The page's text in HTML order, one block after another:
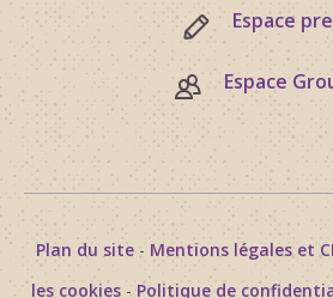
Espace
Espace
Plan du site- Mentions légales et
les cookies - Politique de